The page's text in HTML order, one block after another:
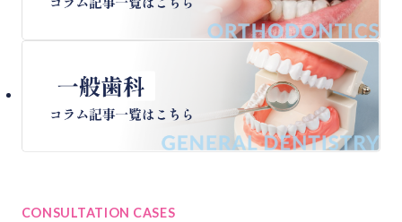
CONSULTATION CASES